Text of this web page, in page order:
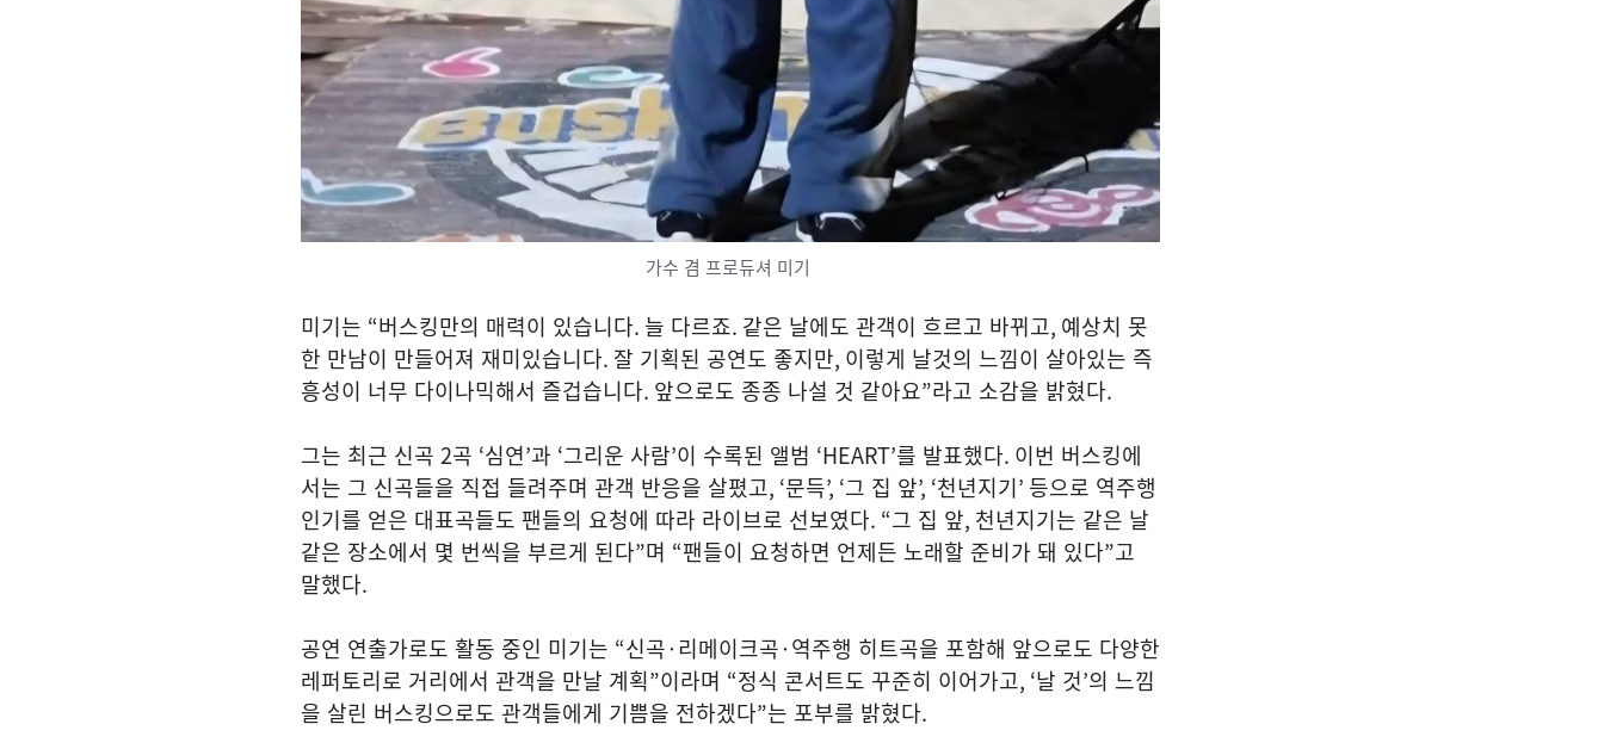
가수 겸 프로듀셔 미기
미기는 “버스킹만의 매력이 있습니다. 늘 다르죠. 같은 날에도 관객이 흐르고 바뀌고, 예상치 못
한 만남이 만들어져 재미있습니다. 잘 기획된 공연도 좋지만, 이렇게 날것의 느낌이 살아있는 즉
흥성이 너무 다이나믹해서 즐겁습니다. 앞으로도 종종 나설 것 같아요”라고 소감을 밝혔다.
그는 최근 신곡 2곡 ‘심연’과 ‘그리운 사람’이 수록된 앨범 ‘HEART’를 발표했다. 이번 버스킹에
서는 그 신곡들을 직접 들려주며 관객 반응을 살폈고, ‘문득’, ‘그 집 앞’, ‘천년지기’ 등으로 역주행
인기를 얻은 대표곡들도 팬들의 요청에 따라 라이브로 선보였다. “그 집 앞, 천년지기는 같은 날
같은 장소에서 몇 번씩을 부르게 된다”며 “팬들이 요청하면 언제든 노래할 준비가 돼 있다”고
말했다.
공연 연출가로도 활동 중인 미기는 “신곡·리메이크곡·역주행 히트곡을 포함해 앞으로도 다양한
레퍼토리로 거리에서 관객을 만날 계획”이라며 “정식 콘서트도 꾸준히 이어가고, ‘날 것’의 느낌
을 살린 버스킹으로도 관객들에게 기쁨을 전하겠다”는 포부를 밝혔다.